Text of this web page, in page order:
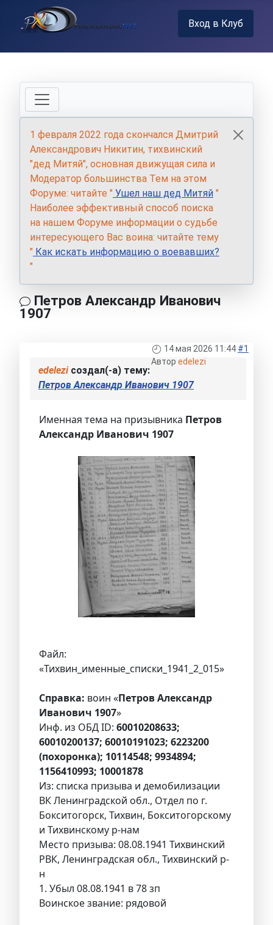
Вход в Клуб
1 февраля 2022 года скончался Дмитрий
Александрович Никитин, тихвинский
"дед Митяй", основная движущая сила и
Модератор большинства Тем на этом
Форуме: читайте " Ушел наш дед Митяй "
Наиболее эффективный способ поиска
на нашем Форуме информации о судьбе
интересующего Вас воина: читайте тему
" Как искать информацию о воевавших?
"
Петров Александр Иванович
1907
14 мая 2026 11:44 #1
Автор edelezi
edeleziсоздал(-а) тему:
Петров Александр Иванович 1907
Именная тема на призывника Петров
Александр Иванович 1907
Файл:
«Тихвин_именные_списки_1941_2_015»
Справка: воин «Петров Александр
Иванович 1907»
Инф. из ОБД ID: 60010208633;
60010200137; 60010191023; 6223200
(похоронка); 10114548; 9934894;
1156410993; 10001878
Из: списка призыва и демобилизации
ВК Ленинградской обл., Отдел по г.
Бокситогорск, Тихвин, Бокситогорскому
и Тихвинскому р-нам
Место призыва: 08.08.1941 Тихвинский
РВК, Ленинградская обл., Тихвинский р-
н
1. Убыл 08.08.1941 в 78 зп
Воинское звание: рядовой